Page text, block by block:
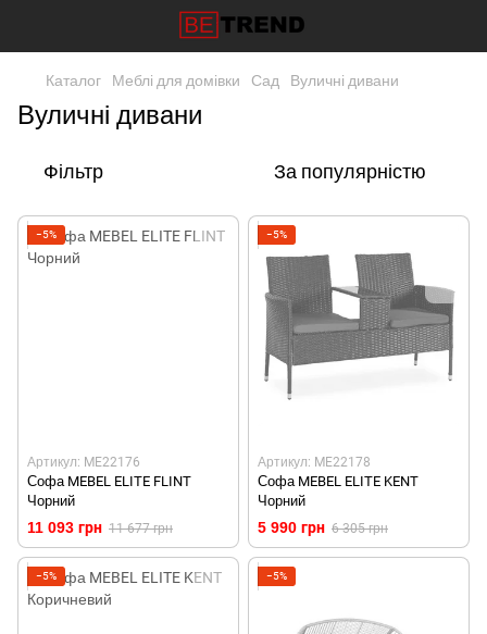
Каталог Меблі для домівки Сад Вуличні дивани
Вуличні дивани
Фільтр За популярністю
−5%
Артикул: ME22176
Софа MEBEL ELITE FLINT
Чорний
11 093 грн 11 677 грн
−5%
Артикул: ME22178
Софа MEBEL ELITE KENT
Чорний
5 990 грн 6 305 грн
−5% −5%